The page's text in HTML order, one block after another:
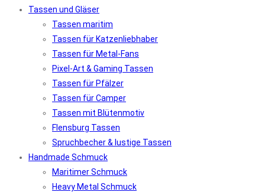
Tassen und Gläser
Tassen maritim
Tassen für Katzenliebhaber
Tassen für Metal-Fans
Pixel-Art & Gaming Tassen
Tassen für Pfälzer
Tassen für Camper
Tassen mit Blütenmotiv
Flensburg Tassen
Spruchbecher & lustige Tassen
Handmade Schmuck
Maritimer Schmuck
Heavy Metal Schmuck